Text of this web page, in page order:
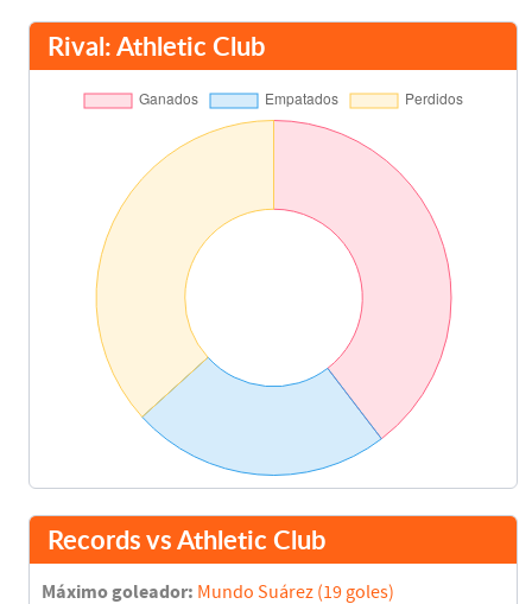
Rival: Athletic Club
Records vs Athletic Club
Máximo goleador: Mundo Suárez (19 goles)